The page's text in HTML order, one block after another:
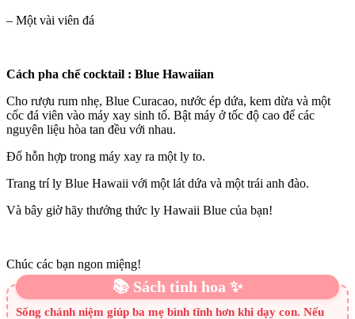
– Một vài viên đá
Cách pha chế cocktail : Blue Hawaiian
Cho rượu rum nhẹ, Blue Curacao, nước ép dứa, kem dừa và một
cốc đá viên vào máy xay sinh tố. Bật máy ở tốc độ cao để các
nguyên liệu hòa tan đều với nhau.
Đổ hỗn hợp trong máy xay ra một ly to.
Trang trí ly Blue Hawaii với một lát dứa và một trái anh đào.
Và bây giờ hãy thưởng thức ly Hawaii Blue của bạn!
Chúc các bạn ngon miệng!
📚 Sách tinh hoa ✨
Sống chánh niệm giúp ba mẹ bình tĩnh hơn khi dạy con. Nếu